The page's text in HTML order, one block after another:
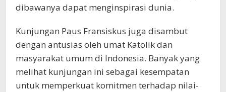
dibawanya dapat menginspirasi dunia.
Kunjungan Paus Fransiskus juga disambut
dengan antusias oleh umat Katolik dan
masyarakat umum di Indonesia. Banyak yang
melihat kunjungan ini sebagai kesempatan
untuk memperkuat komitmen terhadap nilai-